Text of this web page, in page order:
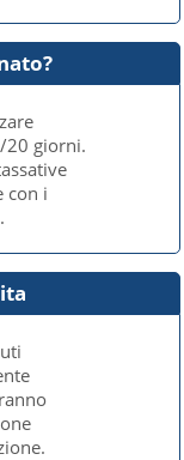
20 giorni.
con i